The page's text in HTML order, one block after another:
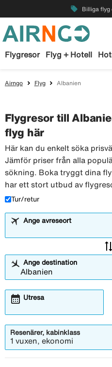
local_offer Billiga flyg
Flygresor Flyg + Hotell
Airngo Flyg Albanien
Flygresor till
flyg här
Här kan du enkelt söka
Jämför priser från alla
sökning. Boka tryggt dina
har ett stort utbud av
Tur/retur
Ange avreseort
sync_alt
Ange destination
Utresa
calendar_month
Resenärer, kabinklass
1 vuxen, ekonomi